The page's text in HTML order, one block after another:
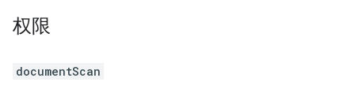
权限
documentScan